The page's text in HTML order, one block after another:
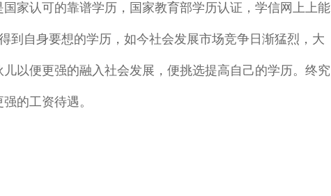
认可的靠谱学历，国家教育部学历认证，学信网上上能
到自身要想的学历，如今社会发展市场竞争日渐猛烈，大
以便更强的融入社会发展，便挑选提高自己的学历。终究
的工资待遇。